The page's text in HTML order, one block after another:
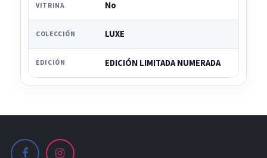
VITRINA No
COLECCIÓN LUXE
EDICIÓN EDICIÓN LIMITADA NUMERADA